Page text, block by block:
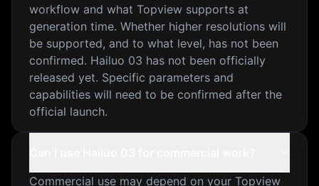
workflow and what Topview supports at
generation time. Whether higher resolutions will
be supported, and to what level, has not been
confirmed. Hailuo 03 has not been officially
released yet. Specific parameters and
capabilities will need to be confirmed after the
official launch.
Commercial use may depend on your Topview